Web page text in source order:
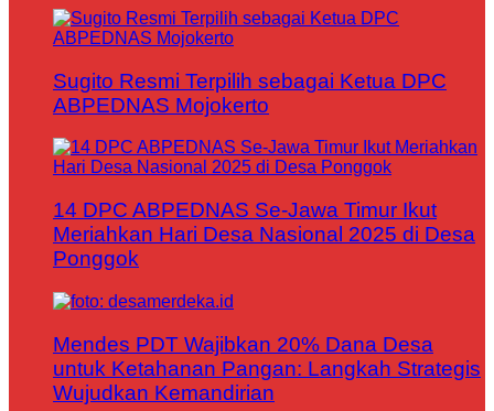
Sugito Resmi Terpilih sebagai Ketua DPC
ABPEDNAS Mojokerto
14 DPC ABPEDNAS Se-Jawa Timur Ikut
Meriahkan Hari Desa Nasional 2025 di Desa
Ponggok
Mendes PDT Wajibkan 20% Dana Desa
untuk Ketahanan Pangan: Langkah Strategis
Wujudkan Kemandirian